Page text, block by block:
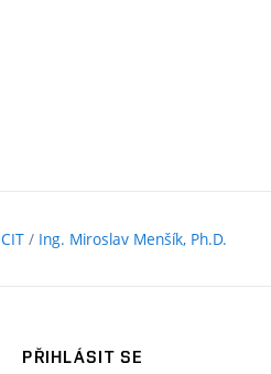
CIT / Ing. Miroslav Menšík, Ph.D.
PŘIHLÁSIT SE